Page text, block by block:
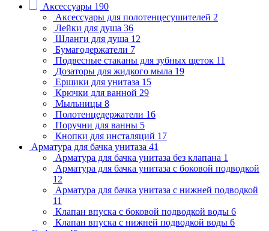
Аксессуары 190
Аксессуары для полотенцесушителей 2
Лейки для душа 36
Шланги для душа 12
Бумагодержатели 7
Подвесные стаканы для зубных щеток 11
Дозаторы для жидкого мыла 19
Ершики для унитаза 15
Крючки для ванной 29
Мыльницы 8
Полотенцедержатели 16
Поручни для ванны 5
Кнопки для инсталяций 17
Арматура для бачка унитаза 41
Арматура для бачка унитаза без клапана 1
Арматура для бачка унитаза с боковой подводкой
12
Арматура для бачка унитаза с нижней подводкой
11
Клапан впуска с боковой подводкой воды 6
Клапан впуска с нижней подводкой воды 6